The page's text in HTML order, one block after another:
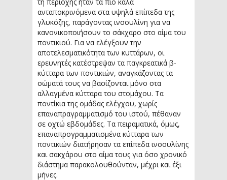
ανταποκρινόμενα στα υψηλά επίπεδα της
γλυκόζης, παράγοντας ινσουλίνη για να
κανονικοποιήσουν το σάκχαρο στο αίμα του
ποντικιού. Για να ελέγξουν την
αποτελεσματικότητα των κυττάρων, οι
ερευνητές κατέστρεψαν τα παγκρεατικά β-
κύτταρα των ποντικιών, αναγκάζοντας τα
σώματά τους να βασίζονται μόνο στα
αλλαγμένα κύτταρα του στομάχου. Τα
ποντίκια της ομάδας ελέγχου, χωρίς
επαναπραγραμματισμό του ιστού, πέθαναν
σε οχτώ εβδομάδες. Τα πειραματικά, όμως,
επαναπρογραμματισμένα κύτταρα των
ποντικιών διατήρησαν τα επίπεδα ινσουλίνης
και σακχάρου στο αίμα τους για όσο χρονικό
διάστημα παρακολουθούνταν, μέχρι και έξι
μήνες.